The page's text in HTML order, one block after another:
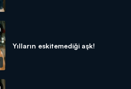
Yılların eskitemediği aşk!